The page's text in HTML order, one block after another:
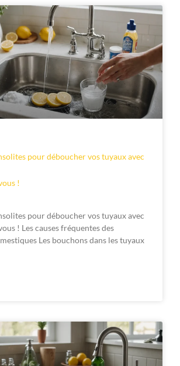
pour déboucher vos tuyaux avec
!
pour déboucher vos tuyaux avec
! Les causes fréquentes des
Les bouchons dans les tuyaux